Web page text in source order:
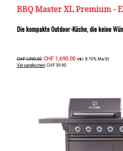
BBQ Master XL Premium -
Die kompakte Outdoor-Küche, die keine
CHF 1,990.00 CHF 1,690.00 inkl. 8.10% MwSt
Versandkosten: CHF 39.90